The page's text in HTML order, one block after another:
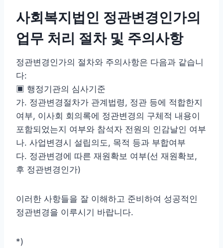
사회복지법인 정관변경인가의
업무 처리 절차 및 주의사항
정관변경인가의 절차와 주의사항은 다음과 같습니
다:
▣ 행정기관의 심사기준
가. 정관변경절차가 관계법령, 정관 등에 적합한지
여부, 이사회 회의록에 정관변경의 구체적 내용이
포함되었는지 여부와 참석자 전원의 인감날인 여부
나. 사업변경시 설립의도, 목적 등과 부합여부
다. 정관변경에 따른 재원확보 여부(선 재원확보,
후 정관변경인가)
이러한 사항들을 잘 이해하고 준비하여 성공적인
정관변경을 이루시기 바랍니다.
*)